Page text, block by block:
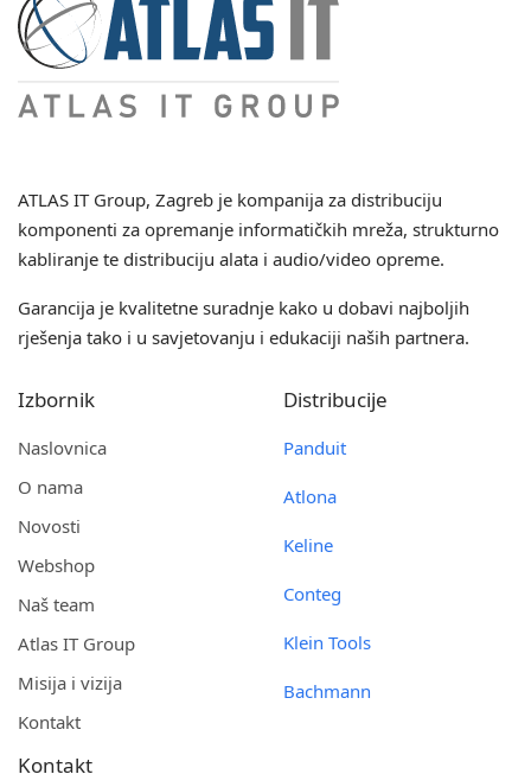
ATLAS IT Group, Zagreb je kompanija za distribuciju
komponenti za opremanje informatičkih mreža, strukturno
kabliranje te distribuciju alata i audio/video opreme.
Garancija je kvalitetne suradnje kako u dobavi najboljih
rješenja tako i u savjetovanju i edukaciji naših partnera.
Izbornik
Naslovnica
O nama
Novosti
Webshop
Naš team
Atlas IT Group
Misija i vizija
Kontakt
Distribucije
Panduit
Atlona
Keline
Conteg
Klein Tools
Bachmann
Kontakt